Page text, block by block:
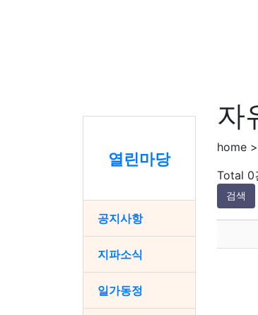
열린마당
공지사항
지파소식
일가동정
자
home
Total 0
검색